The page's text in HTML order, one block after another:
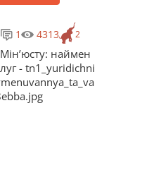
2
1 4313